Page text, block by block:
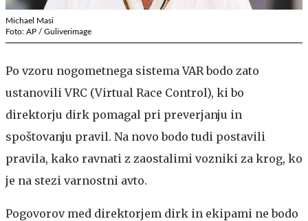
Michael Masi
Foto: AP / Guliverimage
Po vzoru nogometnega sistema VAR bodo zato
ustanovili VRC (Virtual Race Control), ki bo
direktorju dirk pomagal pri preverjanju in
spoštovanju pravil. Na novo bodo tudi postavili
pravila, kako ravnati z zaostalimi vozniki za krog, ko
je na stezi varnostni avto.
Pogovorov med direktorjem dirk in ekipami ne bodo